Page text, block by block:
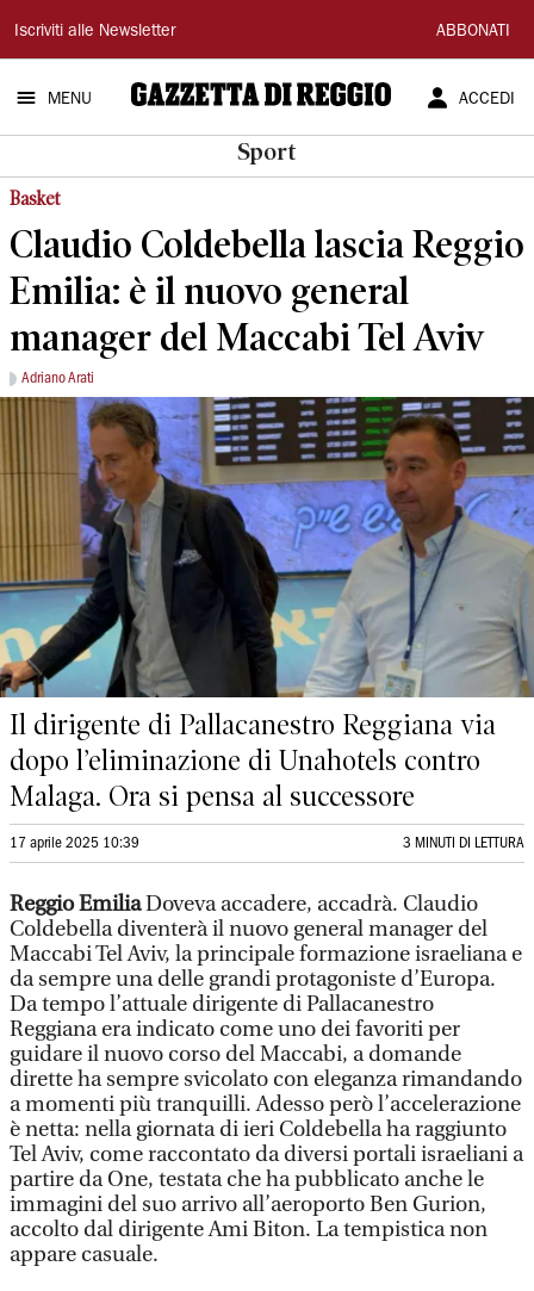
Gazzetta
di
Reggio
Iscriviti alle Newsletter ABBONATI
MENU ACCEDI
Sport
Basket
Claudio Coldebella lascia Reggio
Emilia: è il nuovo general
manager del Maccabi Tel Aviv
Adriano Arati
Il dirigente di Pallacanestro Reggiana via
dopo l’eliminazione di Unahotels contro
Malaga. Ora si pensa al successore
17 aprile 2025 10:39 3 MINUTI DI LETTURA
Reggio EmiliaDoveva accadere, accadrà. Claudio
Coldebella diventerà il nuovo general manager del
Maccabi Tel Aviv, la principale formazione israeliana e
da sempre una delle grandi protagoniste d’Europa.
Da tempo l’attuale dirigente di Pallacanestro
Reggiana era indicato come uno dei favoriti per
guidare il nuovo corso del Maccabi, a domande
dirette ha sempre svicolato con eleganza rimandando
a momenti più tranquilli. Adesso però l’accelerazione
è netta: nella giornata di ieri Coldebella ha raggiunto
Tel Aviv, come raccontato da diversi portali israeliani a
partire da One, testata che ha pubblicato anche le
immagini del suo arrivo all’aeroporto Ben Gurion,
accolto dal dirigente Ami Biton. La tempistica non
appare casuale.